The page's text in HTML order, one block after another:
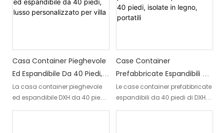
alla sua struttura pieghevole,
offre un ambiente didattico
apprendimento.
ampio spazio abitativo senza
compromettere la funzionalità.
Casa Container Pieghevole
Ed Espandibile Da 40 Piedi,
Lusso Personalizzato Per
Villa
La casa container pieghevole
ed espandibile DXH da 40 piedi
Case Container
Prefabbricate Espandibili Da
40 Piedi, Isolate In Legno,
Portatili
Le case container prefabbricate
espandibili da 40 piedi di DXH